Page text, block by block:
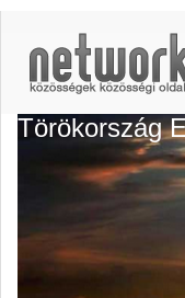
Törökország